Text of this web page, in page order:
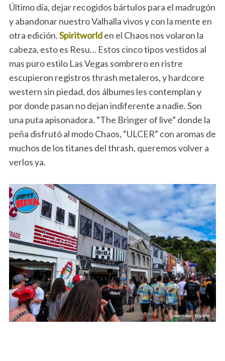
Último día, dejar recogidos bártulos para el madrugón
y abandonar nuestro Valhalla vivos y con la mente en
otra edición.Spiritworlden el Chaos nos volaron la
cabeza, esto es Resu… Estos cinco tipos vestidos al
mas puro estilo Las Vegas sombrero en ristre
escupieron registros thrash metaleros, y hardcore
western sin piedad, dos álbumes les contemplan y
por donde pasan no dejan indiferente a nadie. Son
una puta apisonadora. “The Bringer of live” donde la
peña disfrutó al modo Chaos, “ULCER” con aromas de
muchos de los titanes del thrash, queremos volver a
verlos ya.